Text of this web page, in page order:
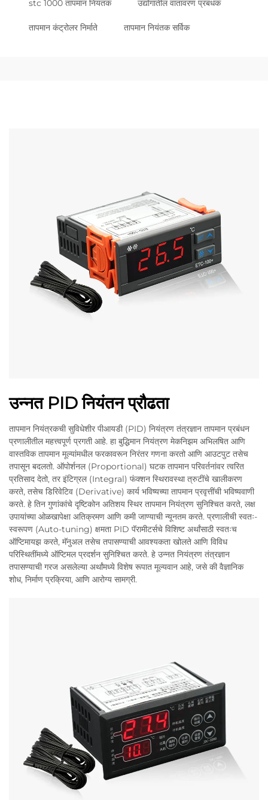
stc 1000 तापमान नियंतक उद्योगातील वातावरण प्रबंधक
तापमान कंट्रोलर निर्माते तापमान नियंतक सर्विक
उन्नत PID नियंतन प्रौढता
तापमान नियंत्रकची सुविधेशीर पीआयडी (PID) नियंत्रण तंत्रज्ञान तापमान प्रबंधन
प्रणालीतील महत्त्वपूर्ण प्रगती आहे. हा बुद्धिमान नियंत्रण मेकनिझम अभिलषित आणि
वास्तविक तापमान मूल्यांमधील फरकावरून निरंतर गणना करतो आणि आउटपुट तसेच
तपासून बदलतो. ऑपोर्शनल (Proportional) घटक तापमान परिवर्तनांवर त्वरित
प्रतिसाद देतो, तर इंटिग्रल (Integral) फंक्शन स्थिरावस्था त्रुटींचे खालीकरण
करते, तसेच डिरिवेटिव (Derivative) कार्य भविष्यच्या तापमान प्रवृत्तींची भविष्यवाणी
करते. हे तिन गुणांकांचे दृष्टिकोन अतिशय स्थिर तापमान नियंत्रण सुनिश्चित करते, लक्ष
उपायांच्या ओळखापेक्षा अतिक्रमण आणि कमी जाण्याची न्यूनतम करते. प्रणालीची स्वतः-
स्वरूपण (Auto-tuning) क्षमता PID पॅरामीटर्सचे विशिष्ट अर्थांसाठी स्वतःच
ऑप्टिमायझ करते, मॅनुअल तसेच तपासण्याची आवश्यकता खोलते आणि विविध
परिस्थितींमध्ये ऑप्टिमल प्रदर्शन सुनिश्चित करते. हे उन्नत नियंत्रण तंत्रज्ञान
तपासण्याची गरज असलेल्या अर्थांमध्ये विशेष रूपात मूल्यवान आहे, जसे की वैज्ञानिक
शोध, निर्माण प्रक्रिया, आणि आरोग्य सामग्री.